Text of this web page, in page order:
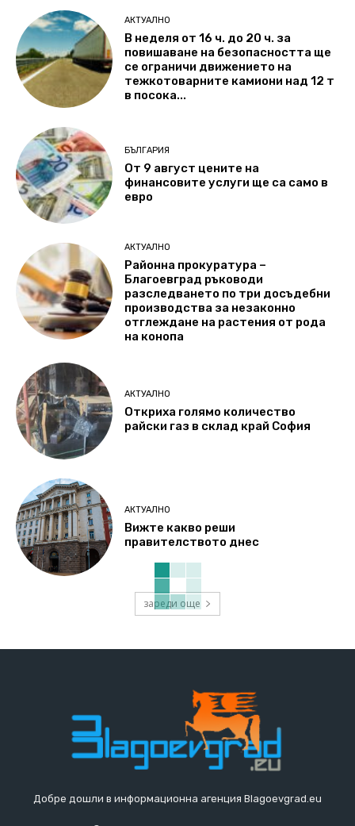
АКТУАЛНО
В неделя от 16 ч. до 20 ч. за
повишаване на безопасността ще
се ограничи движението на
тежкотоварните камиони над 12 т
в посока...
БЪЛГАРИЯ
От 9 август цените на
финансовите услуги ще са само в
евро
АКТУАЛНО
Районна прокуратура –
Благоевград ръководи
разследването по три досъдебни
производства за незаконно
отглеждане на растения от рода
на конопа
АКТУАЛНО
Откриха голямо количество
райски газ в склад край София
АКТУАЛНО
Вижте какво реши
правителството днес
зареди още
Добре дошли в информационна агенция Blagoevgrad.eu